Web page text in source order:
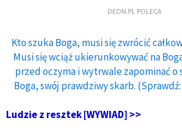
DEON.PL POLECA
Kto szuka Boga, musi się zwrócić
Musi się wciąż ukierunkowywać na
przed oczyma i wytrwale zapominać o
Boga, swój prawdziwy skarb. (Sprawdź:
Ludzie z resztek [WYWIAD] >>